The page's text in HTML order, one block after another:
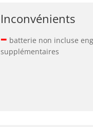
Inconvénients
– batterie non incluse
supplémentaires